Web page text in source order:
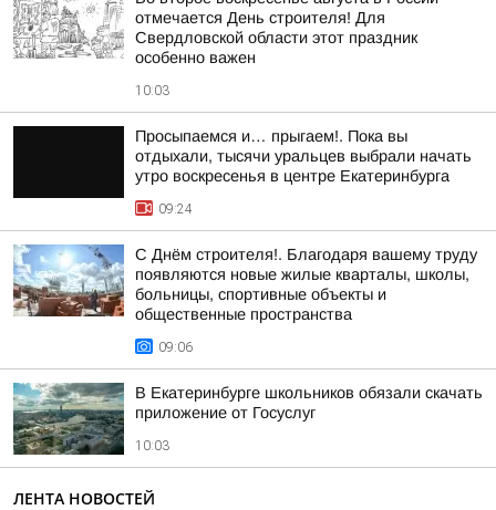
отмечается День строителя! Для
Свердловской области этот праздник
особенно важен
10:03
Просыпаемся и… прыгаем!. Пока вы
отдыхали, тысячи уральцев выбрали начать
утро воскресенья в центре Екатеринбурга
09:24
С Днём строителя!. Благодаря вашему труду
появляются новые жилые кварталы, школы,
больницы, спортивные объекты и
общественные пространства
09:06
В Екатеринбурге школьников обязали скачать
приложение от Госуслуг
10:03
ЛЕНТА НОВОСТЕЙ